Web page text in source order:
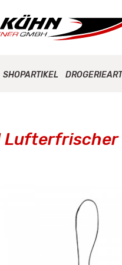
SHOPARTIKEL
Lufterfrischer